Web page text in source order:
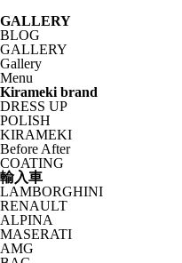
GALLERY
BLOG
GALLERY
Gallery
Menu
Kirameki brand
DRESS UP
POLISH
KIRAMEKI
Before After
COATING
輸入車
LAMBORGHINI
RENAULT
ALPINA
MASERATI
AMG